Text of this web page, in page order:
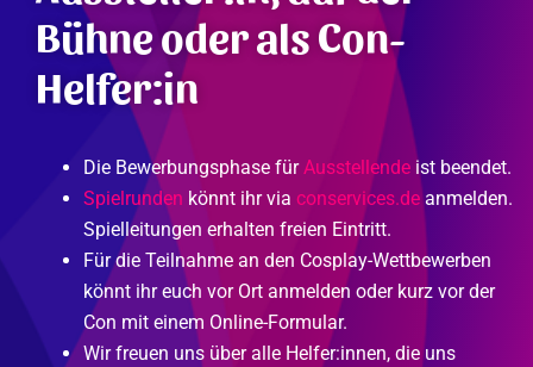
Bühne oder als Con-
Helfer:in
Die Bewerbungsphase fürAusstellende ist beendet.
Spielrunden könnt ihr via conservices.de anmelden.
Spielleitungen erhalten freien Eintritt.
Für die Teilnahme an den Cosplay-Wettbewerben
könnt ihr euch vor Ort anmelden oder kurz vor der
Con mit einem Online-Formular.
Wir freuen uns über alle Helfer:innen, die uns